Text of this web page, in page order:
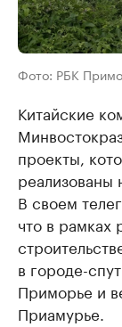
Фото: РБК
Китайские
проекты,
реализованы
В своем
что в рамках
в городе-
Приморье и
Приамурье.